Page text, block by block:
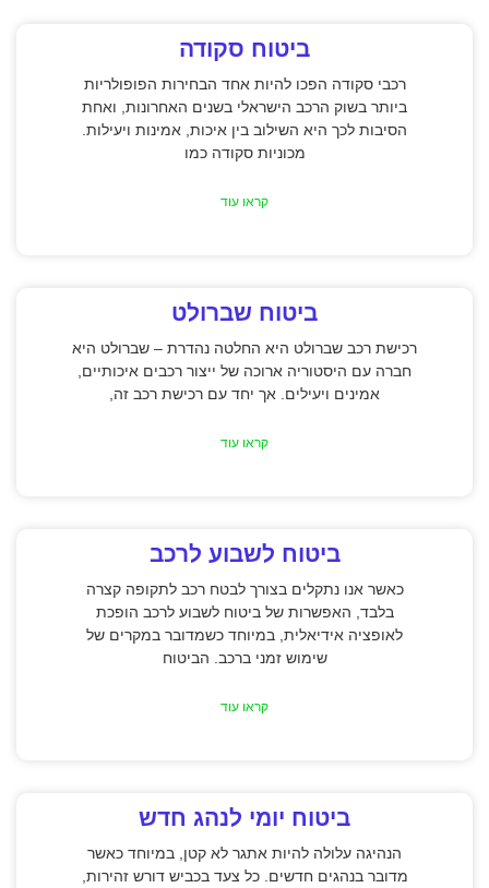
ביטוח סקודה
רכבי סקודה הפכו להיות אחד הבחירות הפופולריות
ביותר בשוק הרכב הישראלי בשנים האחרונות, ואחת
הסיבות לכך היא השילוב בין איכות, אמינות ויעילות.
מכוניות סקודה כמו
קראו עוד
ביטוח שברולט
רכישת רכב שברולט היא החלטה נהדרת – שברולט היא
חברה עם היסטוריה ארוכה של ייצור רכבים איכותיים,
אמינים ויעילים. אך יחד עם רכישת רכב זה,
קראו עוד
ביטוח לשבוע לרכב
כאשר אנו נתקלים בצורך לבטח רכב לתקופה קצרה
בלבד, האפשרות של ביטוח לשבוע לרכב הופכת
לאופציה אידיאלית, במיוחד כשמדובר במקרים של
שימוש זמני ברכב. הביטוח
קראו עוד
ביטוח יומי לנהג חדש
הנהיגה עלולה להיות אתגר לא קטן, במיוחד כאשר
מדובר בנהגים חדשים. כל צעד בכביש דורש זהירות,